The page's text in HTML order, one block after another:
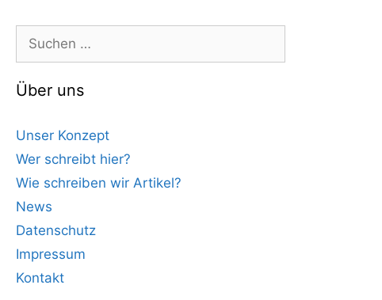
nach:
Über uns
Unser Konzept
Wer schreibt hier?
Wie schreiben wir Artikel?
News
Datenschutz
Impressum
Kontakt